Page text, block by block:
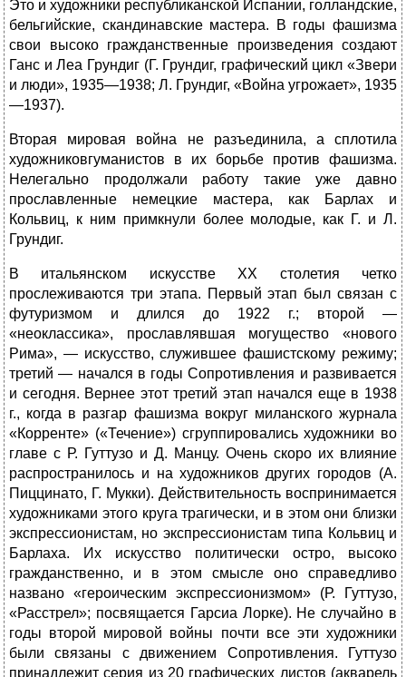
Это и художники республиканской Испании, голландские,
бельгийские, скандинав­ские мастера. В годы фашизма
свои высоко гражданственные произведения создают
Ганс и Леа Грундиг (Г. Грундиг, графический цикл «Звери
и люди», 1935—1938; Л. Грундиг, «Война угрожает», 1935
—1937).
Вторая мировая война не разъединила, а сплотила
художниковгуманистов в их борьбе против фашизма.
Нелегально продолжали работу такие уже давно
прославленные немецкие мастера, как Барлах и
Кольвиц, к ним примкнули более молодые, как Г. и Л.
Грундиг.
В итальянском искусстве XX столетия четко
прослеживаются три этапа. Первый этап был связан с
футуризмом и длился до 1922 г.; второй —
«неоклассика», прославлявшая могущество «нового
Рима», — искусство, служившее фашистскому режиму;
третий — начался в годы Сопротивления и развивается
и сегодня. Вернее этот третий этап начался еще в 1938
г., когда в разгар фа­шизма вокруг миланского журнала
«Корренте» («Течение») сгруппировались художники во
главе с Р. Гуттузо и Д. Манцу. Очень скоро их влияние
распространилось и на художников других городов (А.
Пиццинато, Г. Мукки). Действительность воспринимается
художниками этого круга трагически, и в этом они близки
экспрес­сионистам, но экспрессионистам типа Кольвиц и
Барлаха. Их искусство политически остро, высоко
гражданственно, и в этом смысле оно справедливо
названо «героическим экспрессионизмом» (Р. Гуттузо,
«Расстрел»; посвящается Гарсиа Лорке). Не случайно в
годы второй мировой войны почти все эти художники
были связаны с движением Сопротивления. Гуттузо
принадлежит серия из 20 графических листов (акварель